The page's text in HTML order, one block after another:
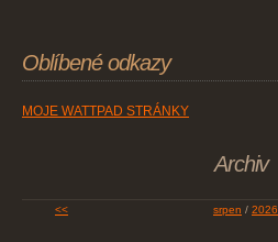
Oblíbené odkazy
MOJE WATTPAD STRÁNKY
Archiv
<< srpen / 2026